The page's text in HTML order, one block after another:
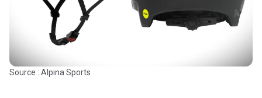
Source : Alpina Sports